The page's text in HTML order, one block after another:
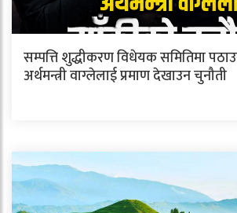
सम्पत्ति शुद्धीकरण विधेयक समितिमा
अर्थमन्त्री वाग्लेलाई प्रमाण देखाउन चुनौती